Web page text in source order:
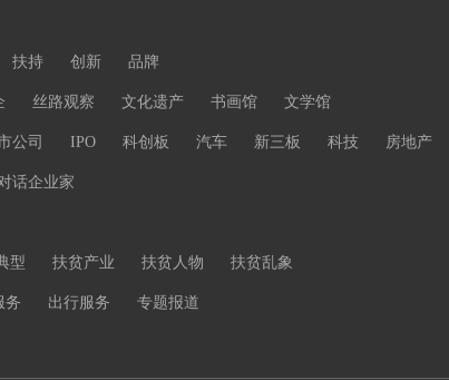
扶持 创新 品牌
丝路观察 文化遗产 书画馆 文学馆
公司 IPO 科创板 汽车 新三板 科技 房地产
话企业家
型 扶贫产业 扶贫人物 扶贫乱象
务 出行服务 专题报道